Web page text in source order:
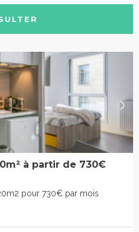
à partir de 730€
pour 730€ par mois